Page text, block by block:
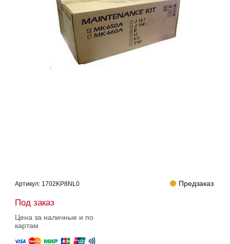
Артикул: 1702KP8NL0 Предзаказ
Под заказ
Цена за наличные и по
картам